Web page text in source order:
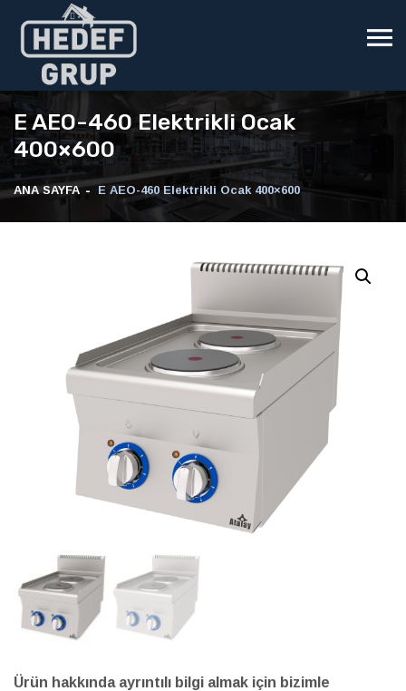
E AEO-460 Elektrikli Ocak
400×600
ANA SAYFA E AEO-460 Elektrikli Ocak 400×600
Ürün hakkında ayrıntılı bilgi almak için bizimle